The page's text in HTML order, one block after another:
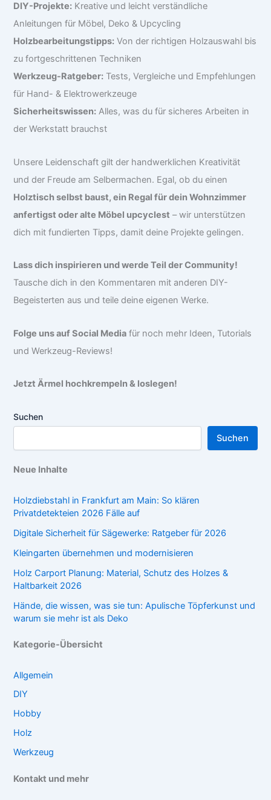
DIY-Projekte: Kreative und leicht verständliche
Anleitungen für Möbel, Deko & Upcycling
Holzbearbeitungstipps: Von der richtigen Holzauswahl bis
zu fortgeschrittenen Techniken
Werkzeug-Ratgeber: Tests, Vergleiche und Empfehlungen
für Hand- & Elektrowerkzeuge
Sicherheitswissen: Alles, was du für sicheres Arbeiten in
der Werkstatt brauchst
Unsere Leidenschaft gilt der handwerklichen Kreativität
und der Freude am Selbermachen. Egal, ob du einen
Holztisch selbst baust, ein Regal für dein Wohnzimmer
anfertigst oder alte Möbel upcyclest – wir unterstützen
dich mit fundierten Tipps, damit deine Projekte gelingen.
Lass dich inspirieren und werde Teil der Community!
Tausche dich in den Kommentaren mit anderen DIY-
Begeisterten aus und teile deine eigenen Werke.
Folge uns auf Social Media für noch mehr Ideen, Tutorials
und Werkzeug-Reviews!
Jetzt Ärmel hochkrempeln & loslegen!
Suchen
Suchen
Neue Inhalte
Holzdiebstahl in Frankfurt am Main: So klären
Privatdetekteien 2026 Fälle auf
Digitale Sicherheit für Sägewerke: Ratgeber für 2026
Kleingarten übernehmen und modernisieren
Holz Carport Planung: Material, Schutz des Holzes &
Haltbarkeit 2026
Hände, die wissen, was sie tun: Apulische Töpferkunst und
warum sie mehr ist als Deko
Kategorie-Übersicht
Allgemein
DIY
Hobby
Holz
Werkzeug
Kontakt und mehr